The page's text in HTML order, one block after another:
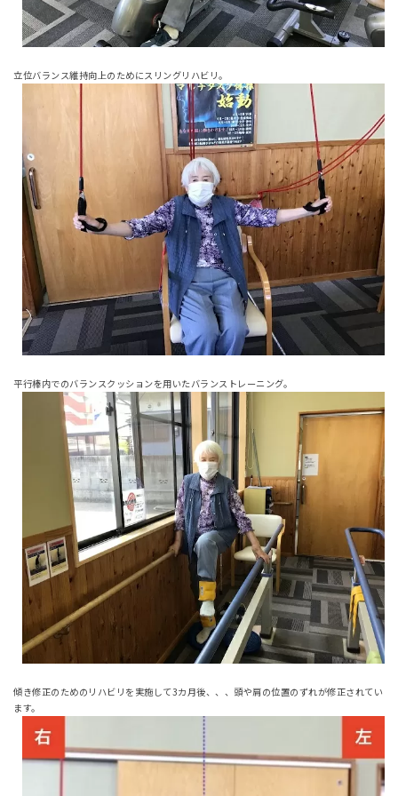
立位バランス維持向上のためにスリングリハビリ。
平行棒内でのバランスクッションを用いたバランストレーニング。
傾き修正のためのリハビリを実施して3カ月後、、、頭や肩の位置のずれが修正されてい
ます。